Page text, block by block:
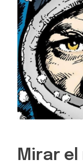
Mirar el